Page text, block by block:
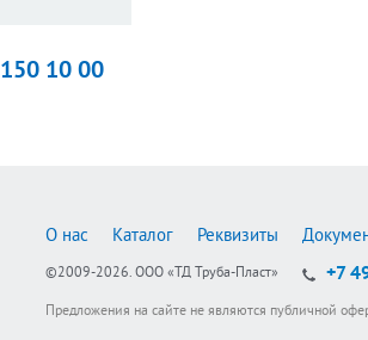
150 10 00
О нас Каталог Реквизиты
©2009-2026. ООО «ТД Труба-Пласт» +7
Предложения на сайте не являются публичной